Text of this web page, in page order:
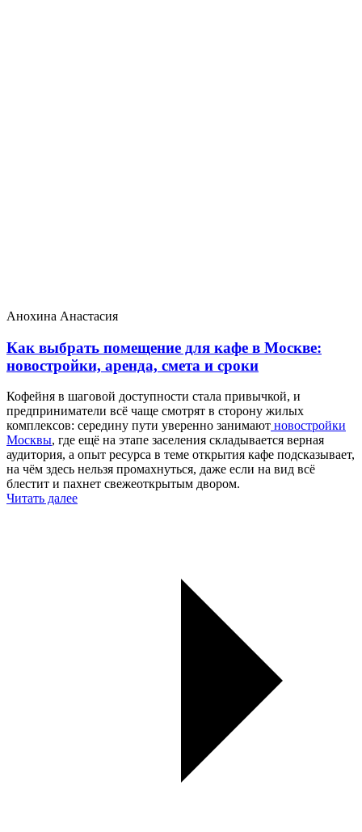
Анохина Анастасия
Как выбрать помещение для кафе в Москве:
новостройки, аренда, смета и сроки
Кофейня в шаговой доступности стала привычкой, и
предприниматели всё чаще смотрят в сторону жилых
комплексов: середину пути уверенно занимают новостройки
Москвы, где ещё на этапе заселения складывается верная
аудитория, а опыт ресурса в теме открытия кафе подсказывает,
на чём здесь нельзя промахнуться, даже если на вид всё
блестит и пахнет свежеоткрытым двором.
Читать далее